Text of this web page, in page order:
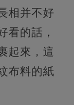
相并不好
看的話，
起來，這
布料的紙